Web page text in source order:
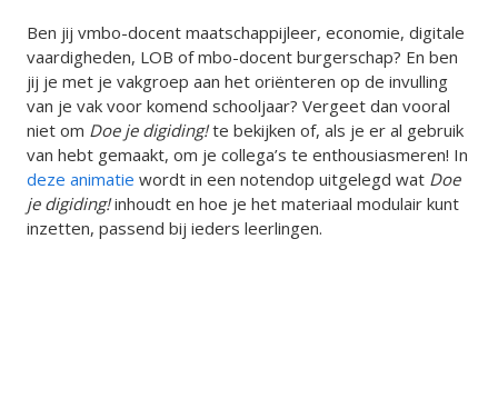
Ben jij vmbo-docent maatschappijleer, economie, digitale
vaardigheden, LOB of mbo-docent burgerschap? En ben
jij je met je vakgroep aan het oriënteren op de invulling
van je vak voor komend schooljaar? Vergeet dan vooral
niet om Doe je digiding!te bekijken of, als je er al gebruik
van hebt gemaakt, om je collega’s te enthousiasmeren! In
deze animatie wordt in een notendop uitgelegd wat Doe
je digiding!inhoudt en hoe je het materiaal modulair kunt
inzetten, passend bij ieders leerlingen.